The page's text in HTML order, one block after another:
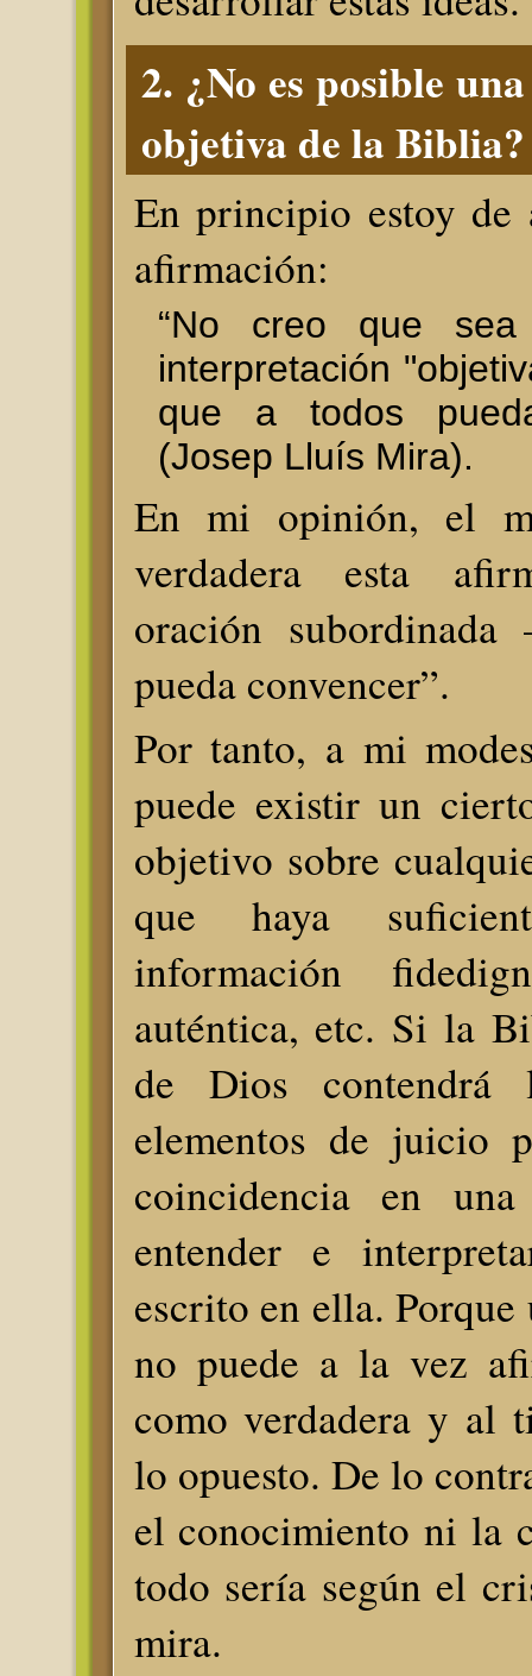
2. ¿No es posible
objetiva de la Biblia?
En principio estoy de
afirmación:
“No creo que
interpretación
que a todos
(Josep Lluís Mira).
En mi opinión, el
verdadera esta
oración subordinada
pueda convencer”.
Por tanto, a mi
puede existir un
objetivo sobre
que haya
información
auténtica, etc. Si la
de Dios contendrá
elementos de juicio
coincidencia en
entender e
escrito en ella.
no puede a la vez
como verdadera y al
lo opuesto. De lo
el conocimiento ni la
todo sería según el
mira.